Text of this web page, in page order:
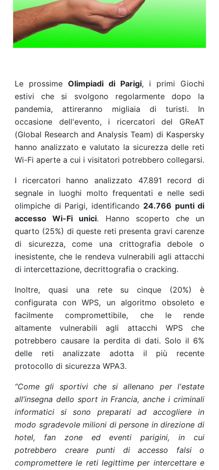
Le prossime Olimpiadi di Parigi, i primi Giochi
estivi che si svolgono regolarmente dopo la
pandemia, attireranno migliaia di turisti. In
occasione dell'evento, i ricercatori del GReAT
(Global Research and Analysis Team) di Kaspersky
hanno analizzato e valutato la sicurezza delle reti
Wi-Fi aperte a cui i visitatori potrebbero collegarsi.
I ricercatori hanno analizzato 47.891 record di
segnale in luoghi molto frequentati e nelle sedi
olimpiche di Parigi, identificando 24.766 punti di
accesso Wi-Fi unici. Hanno scoperto che un
quarto (25%) di queste reti presenta gravi carenze
di sicurezza, come una crittografia debole o
inesistente, che le rendeva vulnerabili agli attacchi
di intercettazione, decrittografia o cracking.
Inoltre, quasi una rete su cinque (20%) è
configurata con WPS, un algoritmo obsoleto e
facilmente compromettibile, che le rende
altamente vulnerabili agli attacchi WPS che
potrebbero causare la perdita di dati. Solo il 6%
delle reti analizzate adotta il più recente
protocollo di sicurezza WPA3.
“Come gli sportivi che si allenano per l'estate
all’insegna dello sport in Francia, anche i criminali
informatici si sono preparati ad accogliere in
modo sgradevole milioni di persone in direzione di
hotel, fan zone ed eventi parigini, in cui
potrebbero creare punti di accesso falsi o
compromettere le reti legittime per intercettare e